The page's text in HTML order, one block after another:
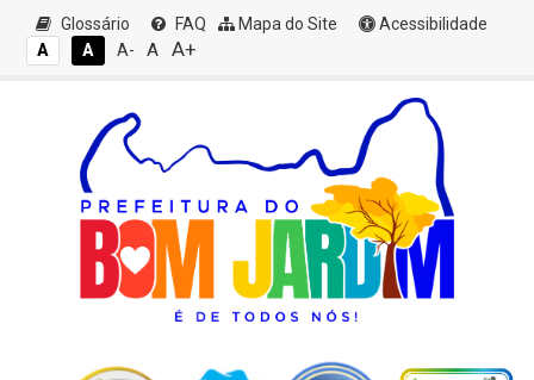
Glossário FAQ Mapa do Site
Acessibilidade
A
A A- A A+